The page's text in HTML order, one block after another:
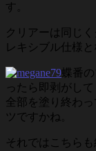
す。
クリアーは同じ
レキシブル仕様と
蝶番
ったら即剥がし
全部を塗り終わ
ツですかね。
それではこちら